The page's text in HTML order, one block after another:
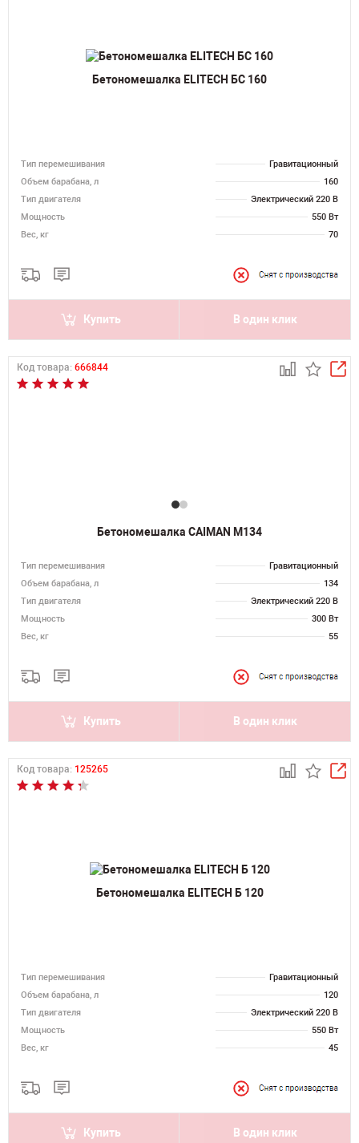
Бетономешалка ELITECH БС 160
Тип перемешивания
Гравитационный
Объем барабана, л
160
Тип двигателя
Электрический 220 В
Мощность
550 Вт
Вес, кг
70
Купить В один клик
Код товара: 666844
Бетономешалка CAIMAN M134
Тип перемешивания
Гравитационный
Объем барабана, л
134
Тип двигателя
Электрический 220 В
Мощность
300 Вт
Вес, кг
55
Купить В один клик
Код товара: 125265
Бетономешалка ELITECH Б 120
Тип перемешивания
Гравитационный
Объем барабана, л
120
Тип двигателя
Электрический 220 В
Мощность
550 Вт
Вес, кг
45
Купить В один клик